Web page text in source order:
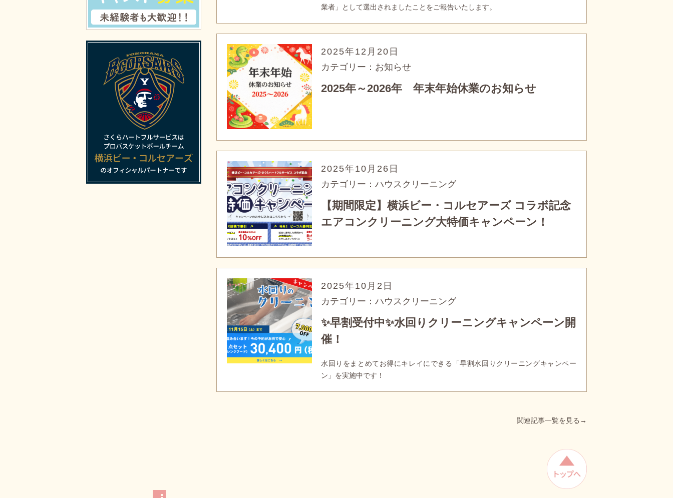
業者」として選出されましたことをご報告いたします。
2025年12月20日
カテゴリー：お知らせ
2025年～2026年 年末年始休業のお知らせ
2025年10月26日
カテゴリー：ハウスクリーニング
【期間限定】横浜ビー・コルセアーズ コラボ記念
エアコンクリーニング大特価キャンペーン！
2025年10月2日
カテゴリー：ハウスクリーニング
✨早割受付中✨水回りクリーニングキャンペーン開
催！
水回りをまとめてお得にキレイにできる「早割水回りクリーニングキャンペー
ン」を実施中です！
関連記事一覧を見る→